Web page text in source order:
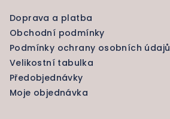
Doprava a platba
Obchodní podmínky
Podmínky ochrany osobních údajů
Velikostní tabulka
Předobjednávky
Moje objednávka